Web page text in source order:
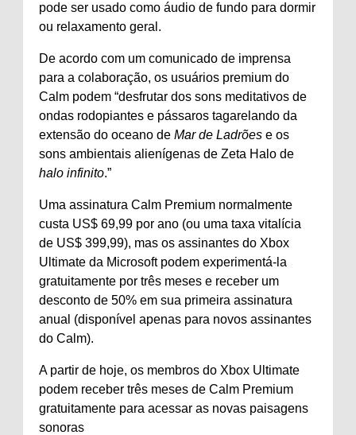
pode ser usado como áudio de fundo para dormir
ou relaxamento geral.
De acordo com um comunicado de imprensa
para a colaboração, os usuários premium do
Calm podem “desfrutar dos sons meditativos de
ondas rodopiantes e pássaros tagarelando da
extensão do oceano de Mar de Ladrões e os
sons ambientais alienígenas de Zeta Halo de
halo infinito.”
Uma assinatura Calm Premium normalmente
custa US$ 69,99 por ano (ou uma taxa vitalícia
de US$ 399,99), mas os assinantes do Xbox
Ultimate da Microsoft podem experimentá-la
gratuitamente por três meses e receber um
desconto de 50% em sua primeira assinatura
anual (disponível apenas para novos assinantes
do Calm).
A partir de hoje, os membros do Xbox Ultimate
podem receber três meses de Calm Premium
gratuitamente para acessar as novas paisagens
sonoras